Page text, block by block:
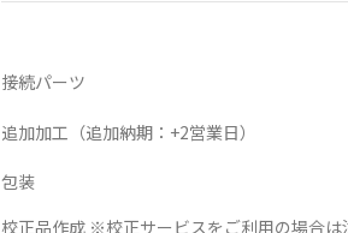
接続パーツ
追加加工（追加納期：+2営業日）
包装
校正品作成 ※校正サービスをご利用の場合は